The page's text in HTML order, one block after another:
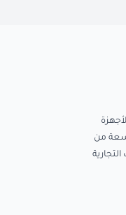
من